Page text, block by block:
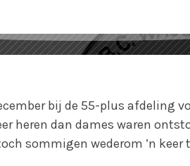
bij de 55-plus afdeling
heren dan dames waren
sommigen wederom ’n